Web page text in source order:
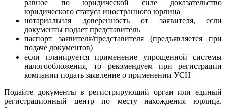
равное по юридической силе доказательство
юридического статуса иностранного юрлица
нотариальная доверенность от заявителя, если
документы подает представитель
паспорт заявителя/представителя (предъявляется при
подаче документов)
если планируется применение упрощенной системы
налогообложения, то рекомендуем при регистрации
компании подать заявление о применении УСН
Подайте документы в регистрирующий орган или единый
регистрационный центр по месту нахождения юрлица.